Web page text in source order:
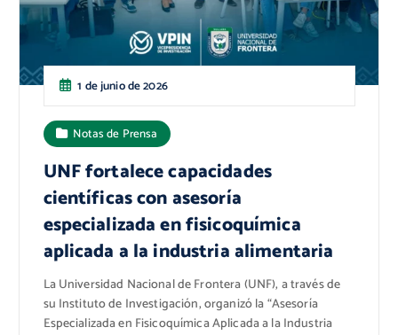
1 de junio de 2026
Notas de Prensa
UNF fortalece capacidades
científicas con asesoría
especializada en fisicoquímica
aplicada a la industria alimentaria
La Universidad Nacional de Frontera (UNF), a través de
su Instituto de Investigación, organizó la “Asesoría
Especializada en Fisicoquímica Aplicada a la Industria